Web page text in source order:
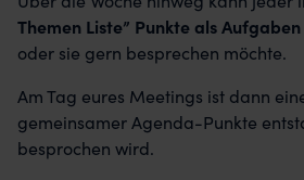
Themen Liste” Punkte als
oder sie gern besprechen möchte.
Am Tag eures Meetings ist dann
gemeinsamer Agenda-Punkte
besprochen wird.